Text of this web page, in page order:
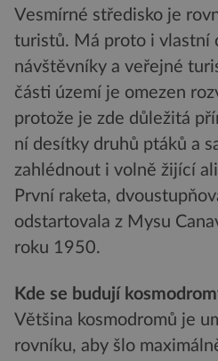
Vesmírné středisko je
turistů. Má proto i vlastní
návštěvníky a veřejné
části území je omezen
protože je zde důležitá
ní desítky druhů ptáků a
zahlédnout i volně žijící
První raketa,
odstartovala z Mysu
roku 1950.
Kde se budují
Většina kosmodromů je
rovníku, aby šlo